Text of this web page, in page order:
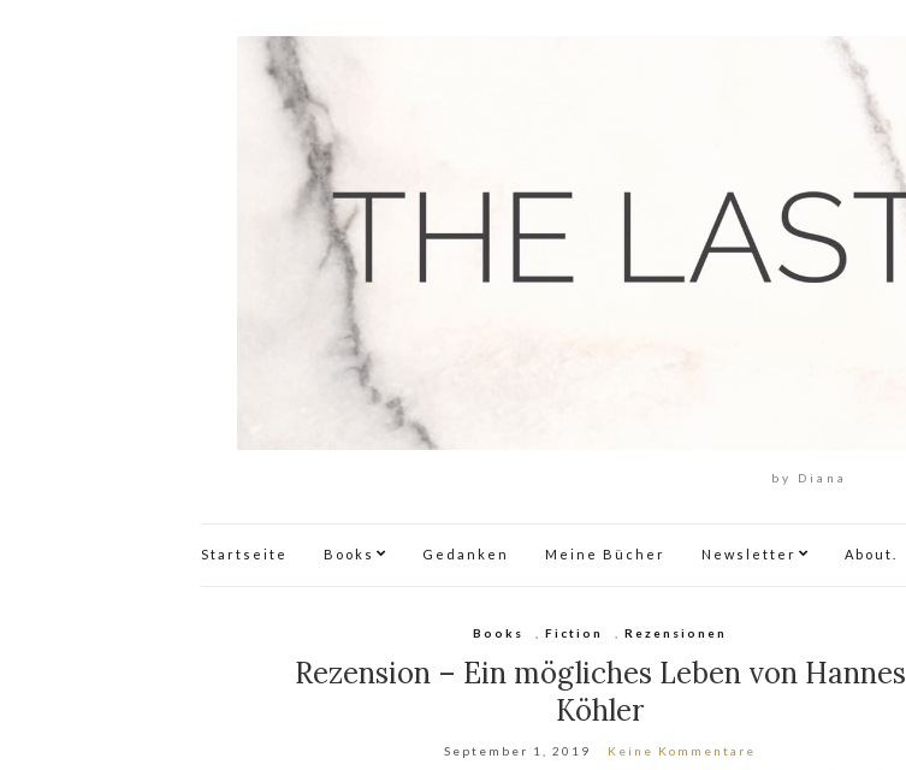
by Diana
Startseite Books Gedanken Meine Bücher Newsletter About.
Books ,Fiction ,Rezensionen
Rezension – Ein mögliches Leben von Hannes
Köhler
September 1, 2019 Keine Kommentare